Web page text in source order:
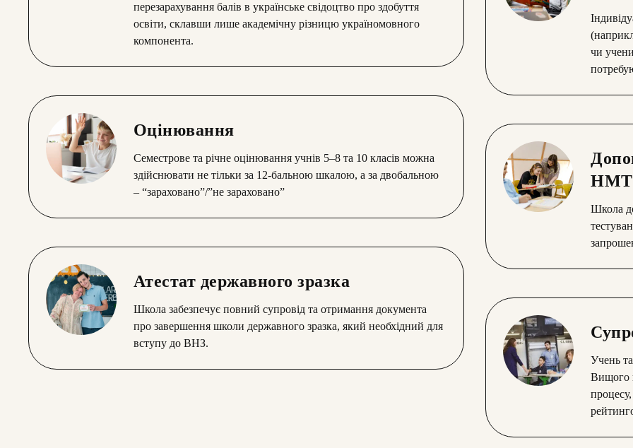
перезарахування балів в українське свідоцтво про здобуття
освіти, склавши лише академічну різницю україномовного
компонента.
Оцінювання
Семестрове та річне оцінювання учнів 5–8 та 10 класів можна
здійснювати не тільки за 12-бальною шкалою, а за двобальною
– “зараховано”/”не зараховано”
Атестат державного зразка
Школа забезпечує повний супровід та отримання документа
про завершення школи державного зразка, який необхідний для
вступу до ВНЗ.
чи
НМТ
Школа
Учень
Вищого